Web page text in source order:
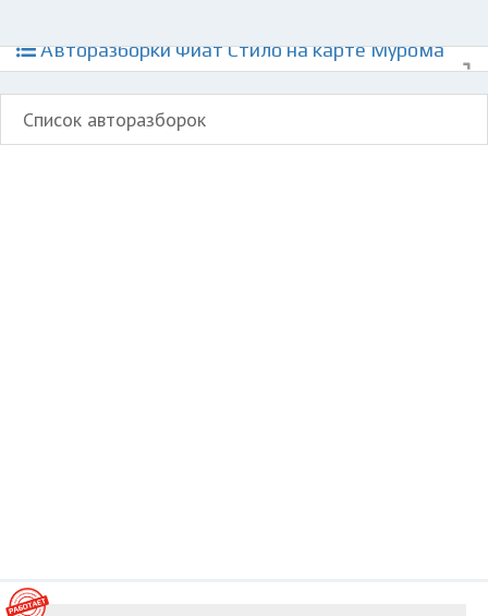
Авторазборки Фиат Стило на карте Мурома
Список авторазборок